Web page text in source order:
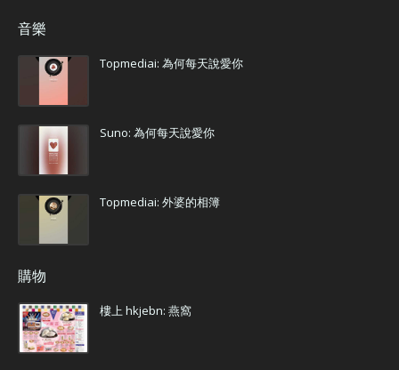
音樂
Topmediai: 為何每天說愛你
Suno: 為何每天說愛你
Topmediai: 外婆的相簿
購物
樓上 hkjebn: 燕窩